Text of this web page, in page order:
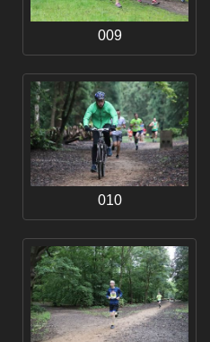
009
010